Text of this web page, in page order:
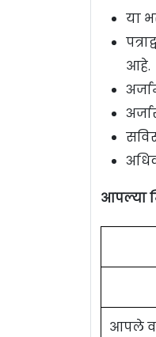
या
आहे.
आपल्या
आपले